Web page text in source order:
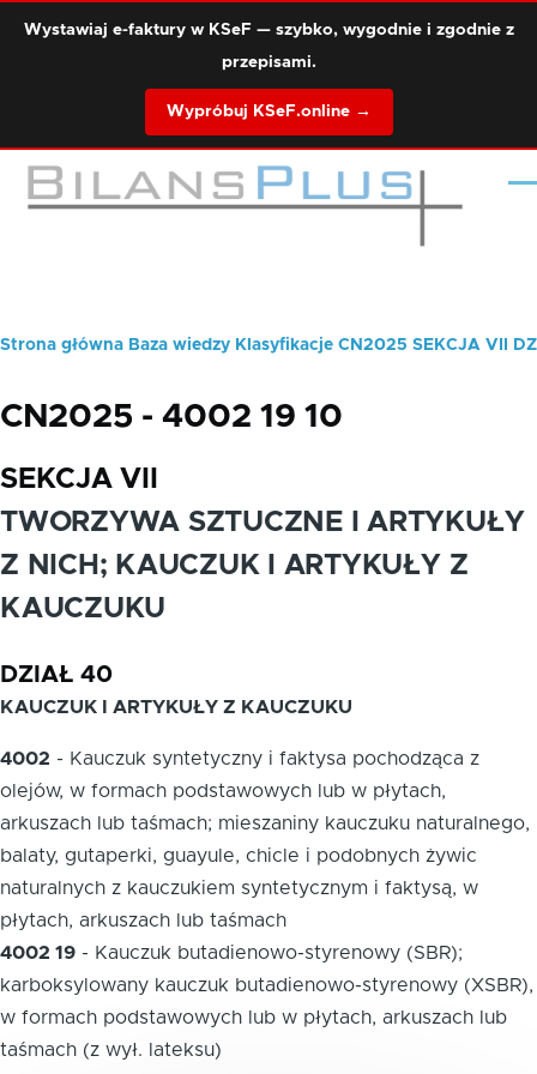
Wystawiaj e-faktury w KSeF — szybko, wygodnie i zgodnie z
przepisami.
Wypróbuj KSeF.online →
Ścieżka
nawigacyjna
Strona główna Baza wiedzy Klasyfikacje CN2025 SEKCJA VII
CN2025 - 4002 19 10
SEKCJA VII
TWORZYWA SZTUCZNE I ARTYKUŁY
Z NICH; KAUCZUK I ARTYKUŁY Z
KAUCZUKU
DZIAŁ 40
KAUCZUK I ARTYKUŁY Z KAUCZUKU
4002 - Kauczuk syntetyczny i faktysa pochodząca z
olejów, w formach podstawowych lub w płytach,
arkuszach lub taśmach; mieszaniny kauczuku naturalnego,
balaty, gutaperki, guayule, chicle i podobnych żywic
naturalnych z kauczukiem syntetycznym i faktysą, w
płytach, arkuszach lub taśmach
4002 19 - Kauczuk butadienowo-styrenowy (SBR);
karboksylowany kauczuk butadienowo-styrenowy (XSBR),
w formach podstawowych lub w płytach, arkuszach lub
taśmach (z wył. lateksu)